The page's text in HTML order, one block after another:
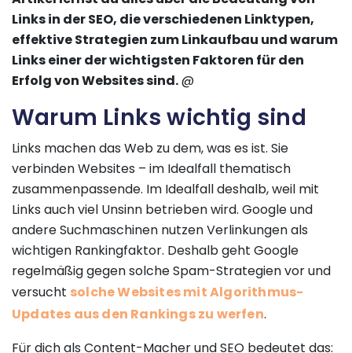
Links in der SEO, die verschiedenen Linktypen,
effektive Strategien zum Linkaufbau und warum
Links einer der wichtigsten Faktoren für den
Erfolg von Websites sind.@
Warum Links wichtig sind
Links machen das Web zu dem, was es ist. Sie
verbinden Websites – im Idealfall thematisch
zusammenpassende. Im Idealfall deshalb, weil mit
Links auch viel Unsinn betrieben wird. Google und
andere Suchmaschinen nutzen Verlinkungen als
wichtigen Rankingfaktor. Deshalb geht Google
regelmäßig gegen solche Spam-Strategien vor und
versucht solche Websites mit Algorithmus-
Updates aus den Rankings zu werfen.
Für dich als Content-Macher und SEO bedeutet das: